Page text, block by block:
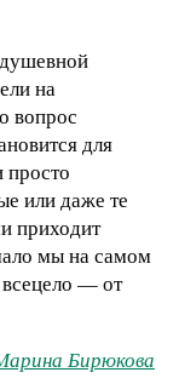
на
вопрос
для
просто
или даже те
приходит
мы на самом
— от
Бирюкова